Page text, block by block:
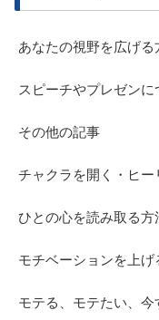
あなたの視野を広げる
スピーチやプレゼンに
その他の記事
チャクラを開く・ヒー
ひとの心を読み取る方
モチベーションを上げ
モテる、モテたい、